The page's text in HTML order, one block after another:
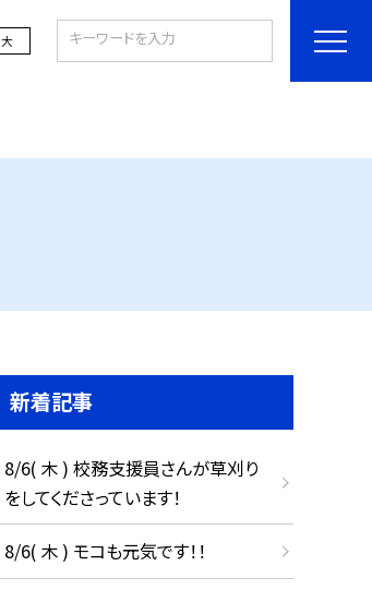
大
新着記事
8/6( 木 ) 校務支援員さんが草刈り
をしてくださっています！
8/6( 木 ) モコも元気です！！